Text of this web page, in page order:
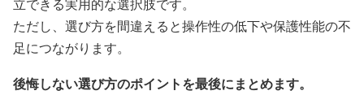
立できる実用的な選択肢です。
ただし、選び方を間違えると操作性の低下や保護性能の不
足につながります。
後悔しない選び方のポイントを最後にまとめます。